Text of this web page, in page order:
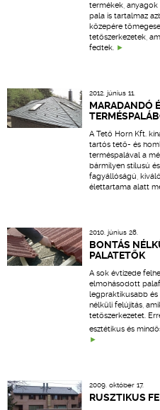
termékek, anyagok
pala is tartalmaz
közepére
tetőszerkezetek,
fedtek.
2012. június 11.
MARADANDÓ
A Tető Horn Kft.
tartós tető- és
terméspalával a
bármilyen stílusú
fagyállóságú,
élettartama alatt
2010. június 28.
BONTÁS
PALATETŐK
A sok évtizede
elmohásodott
legpraktikusabb
nélküli felújítás,
tetőszerkezetet.
esztétikus és
2009. október 17.
RUSZTIKUS